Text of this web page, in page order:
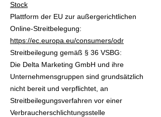
Stock
Plattform der EU zur außergerichtlichen
Online-Streitbelegung:
https://ec.europa.eu/consumers/odr
Streitbeilegung gemäß § 36 VSBG:
Die Delta Marketing GmbH und ihre
Unternehmensgruppen sind grundsätzlich
nicht bereit und verpflichtet, an
Streitbeilegungsverfahren vor einer
Verbraucherschlichtungsstelle